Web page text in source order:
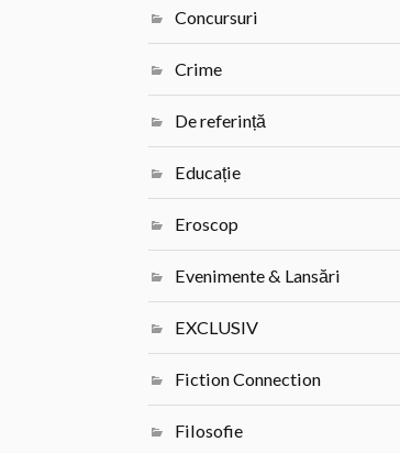
Concursuri
Crime
De referință
Educație
Eroscop
Evenimente & Lansări
EXCLUSIV
Fiction Connection
Filosofie